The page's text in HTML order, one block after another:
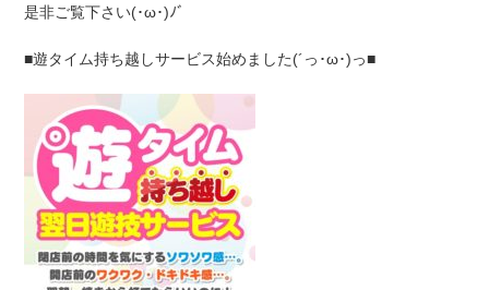
是非ご覧下さい(･ω･)ﾉﾞ
■遊タイム持ち越しサービス始めました(´っ･ω･)っ■